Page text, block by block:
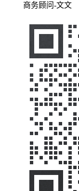
商务顾问-文文